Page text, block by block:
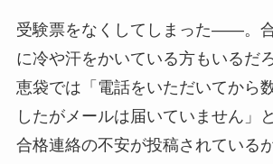
受験票をなくしてしまった——。
に冷や汗をかいている方もいるだ
恵袋では「電話をいただいてから
したがメールは届いていません」
合格連絡の不安が投稿されている